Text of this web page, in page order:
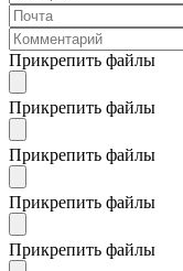
Прикрепить файлы
Прикрепить файлы
Прикрепить файлы
Прикрепить файлы
Прикрепить файлы